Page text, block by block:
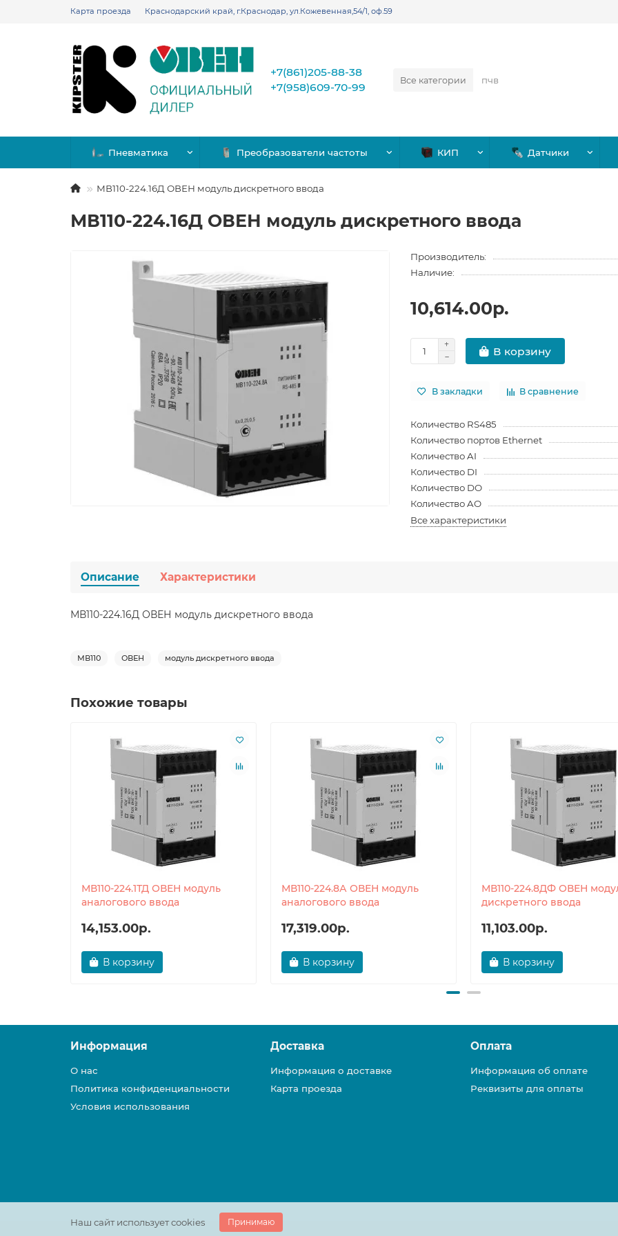
Карта проезда Краснодарский край, г.Краснодар, ул.Кожевенная,54/1, оф.59
Все категории
+7(861)205-88-38
+7(958)609-70-99
Пневматика Преобразователи частоты КИП Датчики
МВ110-224.16Д ОВЕН модуль дискретного ввода
МВ110-224.16Д ОВЕН модуль дискретного ввода
Производитель:
Наличие:
10,614.00р.
В корзину
В закладки В сравнение
Количество RS485
Количество портов Ethernet
Количество AI
Количество DI
Количество DO
Количество AO
Все характеристики
Описание Характеристики
МВ110-224.16Д ОВЕН модуль дискретного ввода
МВ110 ОВЕН модуль дискретного ввода
Похожие товары
МВ110-224.1ТД ОВЕН модуль
аналогового ввода
14,153.00р.
В корзину
МВ110-224.8А ОВЕН модуль
аналогового ввода
17,319.00р.
В корзину
МВ110-224.8ДФ ОВЕН
дискретного ввода
11,103.00р.
В корзину
Наш сайт использует cookies Принимаю
Информация
О нас
Политика конфиденциальности
Условия использования
Доставка
Информация о доставке
Карта проезда
Оплата
Информация об оплате
Реквизиты для оплаты